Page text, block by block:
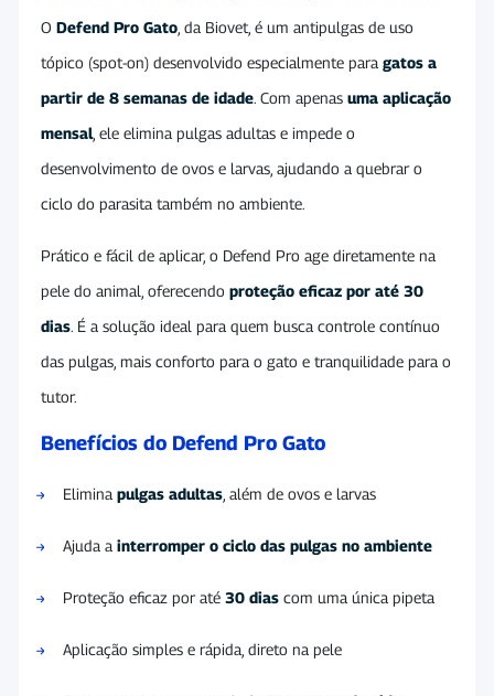
O Defend Pro Gato , da Biovet , é um antipulgas de uso
tópico (spot-on) desenvolvido especialmente para gatos a
partir de 8 semanas de idade. Com apenas uma aplicação
mensal, ele elimina pulgas adultas e impede o
desenvolvimento de ovos e larvas, ajudando a quebrar o
ciclo do parasita também no ambiente.
Prático e fácil de aplicar, o Defend Pro age diretamente na
pele do animal, oferecendo proteção eficaz por até 30
dias. É a solução ideal para quem busca controle contínuo
das pulgas, mais conforto para o gato e tranquilidade para o
tutor.
Benefícios do Defend Pro Gato
Elimina pulgas adultas , além de ovos e larvas
Ajuda a interromper o ciclo das pulgas no ambiente
Proteção eficaz por até 30 dias com uma única pipeta
Aplicação simples e rápida, direto na pele